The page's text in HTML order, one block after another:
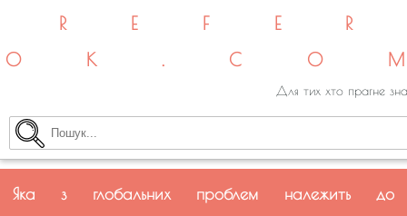
Для тих хто прагне
Яка з глобальних проблем належить до